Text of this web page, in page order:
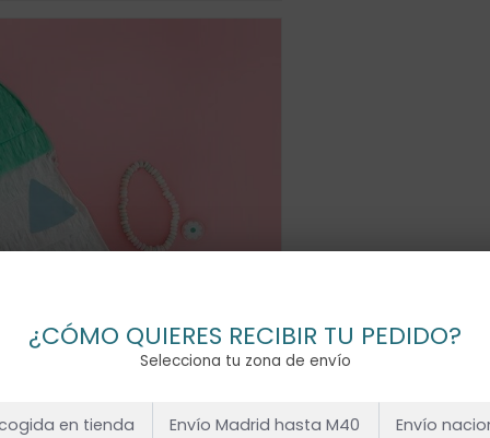
¿CÓMO QUIERES RECIBIR TU PEDIDO?
Selecciona tu zona de envío
en tienda Envío Madrid hasta M40 Envío